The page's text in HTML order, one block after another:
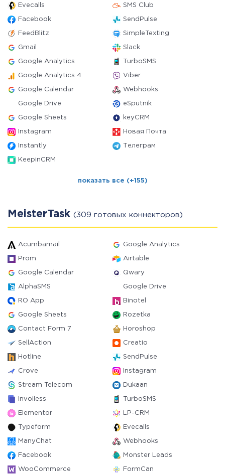
Evecalls SMS Club
Facebook SendPulse
FeedBlitz SimpleTexting
Gmail Slack
Google Analytics TurboSMS
Google Analytics 4 Viber
Google Calendar Webhooks
Google Drive eSputnik
Google Sheets keyCRM
Instagram Новая Почта
Instantly Телеграм
KeepinCRM
показать все (+155)
MeisterTask (309 готовых коннекторов)
Acumbamail Google Analytics
Prom Airtable
Google Calendar Qwary
AlphaSMS Google Drive
RO App Binotel
Google Sheets Rozetka
Contact Form 7 Horoshop
SellAction Creatio
Hotline SendPulse
Crove Instagram
Stream Telecom Dukaan
Invoiless TurboSMS
Elementor LP-CRM
Typeform Evecalls
ManyChat Webhooks
Facebook Monster Leads
WooCommerce FormCan